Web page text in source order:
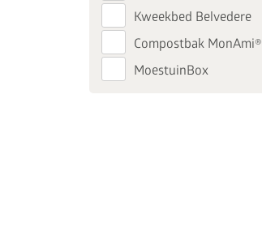
Kweekbed Belvedere
Compostbak MonAmi®
MoestuinBox